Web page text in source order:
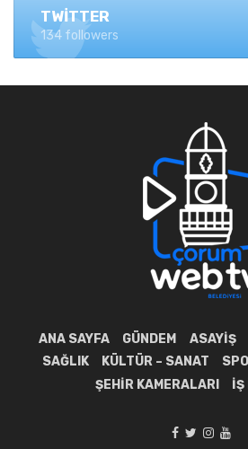
TWITTER
134 followers
ANA SAYFA GÜNDEM ASAYIŞ
SAĞLIK
KÜLTÜR – SANAT
ŞEHIR KAMERALARI
İŞ